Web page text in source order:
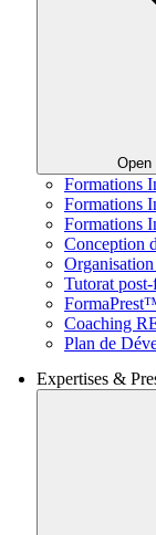
Open
Formations
Formations
Formations
Conception
Tutorat
Coaching
Plan de
Expertises &